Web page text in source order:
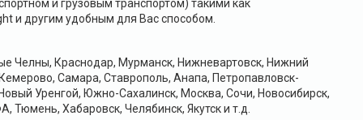
и грузовым транспортом) такими как
и другим удобным для Вас способом.
Челны, Краснодар, Мурманск, Нижневартовск, Нижний
Самара, Ставрополь, Анапа, Петропавловск-
Уренгой, Южно-Сахалинск, Москва, Сочи, Новосибирск,
Тюмень, Хабаровск, Челябинск, Якутск и т.д.